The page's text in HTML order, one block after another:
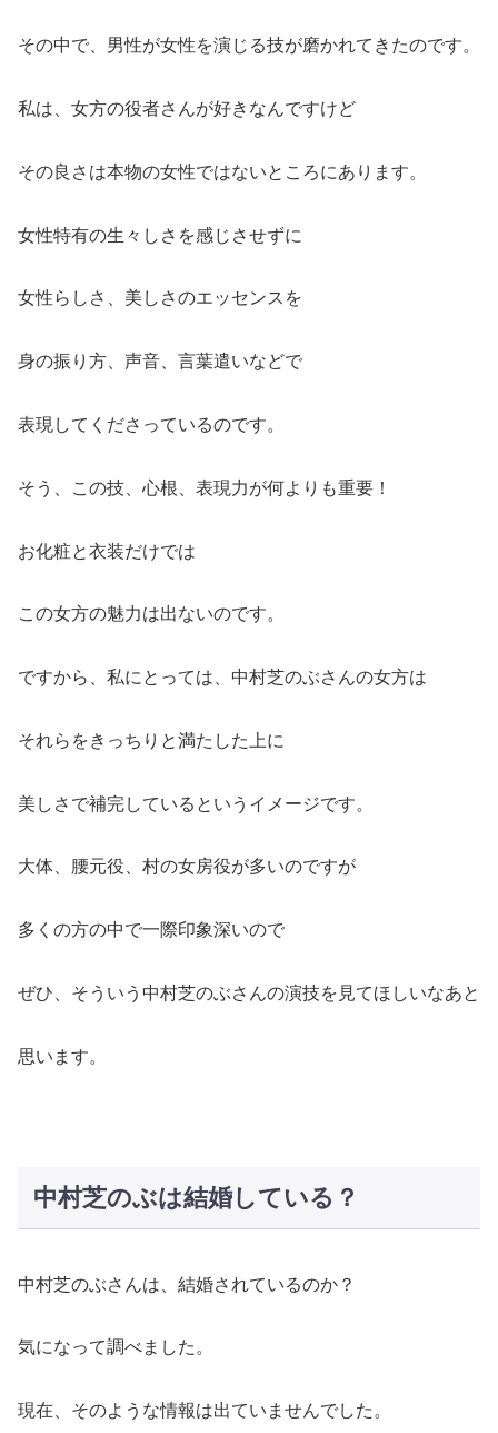
その中で、男性が女性を演じる技が磨かれてきたのです。
私は、女方の役者さんが好きなんですけど
その良さは本物の女性ではないところにあります。
女性特有の生々しさを感じさせずに
女性らしさ、美しさのエッセンスを
身の振り方、声音、言葉遣いなどで
表現してくださっているのです。
そう、この技、心根、表現力が何よりも重要！
お化粧と衣装だけでは
この女方の魅力は出ないのです。
ですから、私にとっては、中村芝のぶさんの女方は
それらをきっちりと満たした上に
美しさで補完しているというイメージです。
大体、腰元役、村の女房役が多いのですが
多くの方の中で一際印象深いので
ぜひ、そういう中村芝のぶさんの演技を見てほしいなあと
思います。
中村芝のぶは結婚している？
中村芝のぶさんは、結婚されているのか？
気になって調べました。
現在、そのような情報は出ていませんでした。